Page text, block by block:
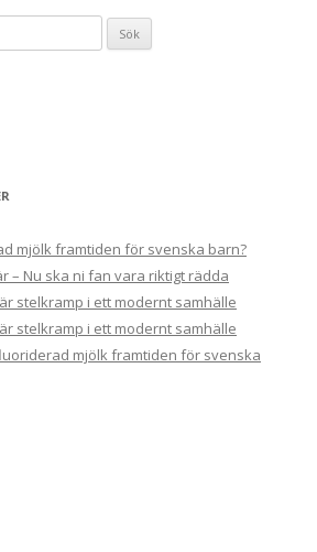
mjölk framtiden för svenska barn?
– Nu ska ni fan vara riktigt rädda
stelkramp i ett modernt samhälle
stelkramp i ett modernt samhälle
mjölk framtiden för svenska